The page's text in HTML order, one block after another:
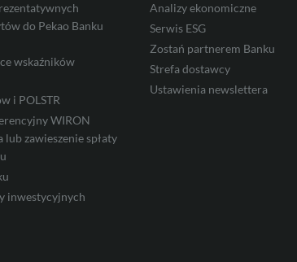
do Pekao Banku
wskaźników
i POLSTR
WIRON
lub zawieszenie spłaty
inwestycyjnych
Analizy ekonomiczne
Serwis ESG
Zostań partnerem Banku
Strefa dostawcy
Ustawienia newslettera